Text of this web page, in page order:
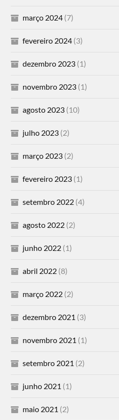
março 2024 (7)
fevereiro 2024 (3)
dezembro 2023 (1)
novembro 2023 (1)
agosto 2023 (10)
julho 2023 (2)
março 2023 (2)
fevereiro 2023 (1)
setembro 2022 (4)
agosto 2022 (2)
junho 2022 (1)
abril 2022 (8)
março 2022 (2)
dezembro 2021 (3)
novembro 2021 (1)
setembro 2021 (2)
junho 2021 (1)
maio 2021 (2)